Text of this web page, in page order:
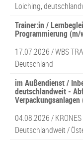
Loiching,
Trainer:in /
Programmierung (m/
17.07.2026 /WBS
Deutschland
im Außendienst /
deutschlandweit -
04.08.2026 /
Deutschlandweit /